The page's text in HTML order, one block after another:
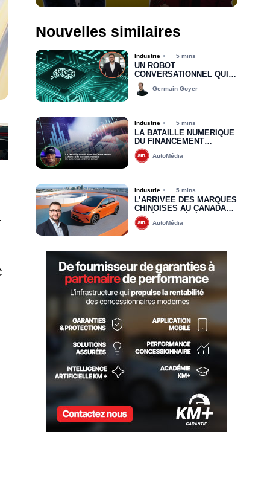
Nouvelles similaires
Industrie 5 mins
UN ROBOT
CONVERSATIONNEL QUI
INTERAGIT AVEC LES
CLIENTS ? ON PRÉFÈRE
Germain Goyer
Industrie 5 mins
LA BATAILLE NUMÉRIQUE
DU FINANCEMENT
AUTOMOBILE EST
COMMENCÉE
AutoMédia
Industrie 5 mins
L’ARRIVÉE DES MARQUES
CHINOISES AU CANADA
REDÉFINIT DÉJÀ LES
RÈGLES DU JEU : VERS
AutoMédia